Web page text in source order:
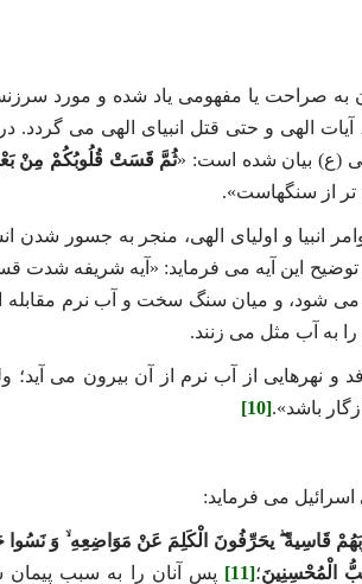
به صراحت یا مفهومی یاد شده و مورد
آیات الهی و حتی قتل انبیای الهی می‌
(ع) بیان شده است: «ثُمَّ قَسَتْ قُلُوبُكُمْ مِنْ
از سنگهاست».
انبیا و اولیای الهی، منجر به جسور
این آیه می فرماید: «آیه شریفه شدت
می ‌شود، و میان سنگ سخت و آب نرم
به آب مثل می ‌زنند.
نهرهایی از آب نرم از آن بیرون می‌ آید؛
باشد».[10]
می فرماید:
قَاسِیةً ۖ یحَرِّفُونَ الْكَلِمَ عَنْ مَوَاضِعِهِ ۙ وَ نَسُوا
الْمُحْسِنِینَ؛[11]
پس آنان را به سبب